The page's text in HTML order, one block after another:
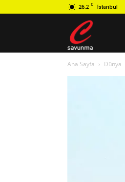
26.2 C İstanbul
Ana Sayfa Dünya